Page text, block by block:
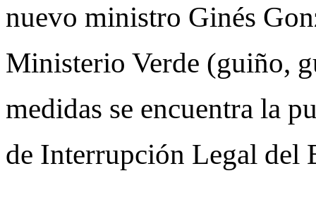
nuevo ministro Ginés
Ministerio Verde (guiño,
medidas se encuentra la
de Interrupción Legal del